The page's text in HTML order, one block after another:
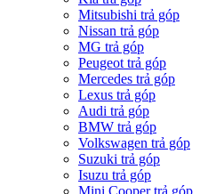
Mitsubishi trả góp
Nissan trả góp
MG trả góp
Peugeot trả góp
Mercedes trả góp
Lexus trả góp
Audi trả góp
BMW trả góp
Volkswagen trả góp
Suzuki trả góp
Isuzu trả góp
Mini Cooper trả góp